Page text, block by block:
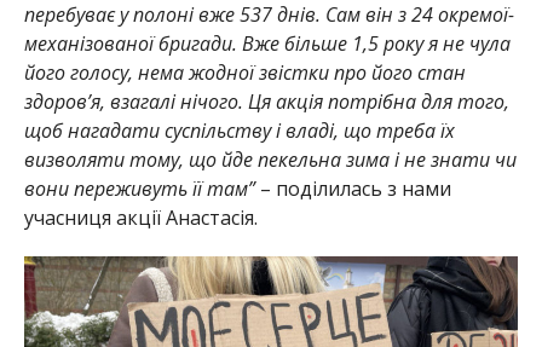
перебуває у полоні вже 537 днів. Сам він з 24 окремої-
механізованої бригади. Вже більше 1,5 року я не чула
його голосу, нема жодної звістки про його стан
здоров’я, взагалі нічого. Ця акція потрібна для того,
щоб нагадати суспільству і владі, що треба їх
визволяти тому, що йде пекельна зима і не знати чи
вони переживуть її там”– поділилась з нами
учасниця акції Анастасія.